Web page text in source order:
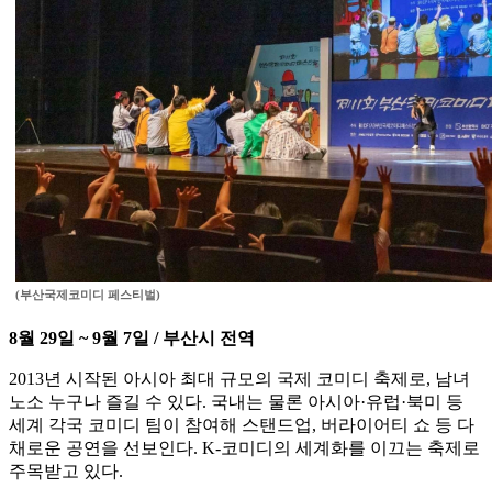
(부산국제코미디 페스티벌)
8월 29일 ~ 9월 7일 / 부산시 전역
2013년 시작된 아시아 최대 규모의 국제 코미디 축제로, 남녀
노소 누구나 즐길 수 있다. 국내는 물론 아시아·유럽·북미 등
세계 각국 코미디 팀이 참여해 스탠드업, 버라이어티 쇼 등 다
채로운 공연을 선보인다. K-코미디의 세계화를 이끄는 축제로
주목받고 있다.